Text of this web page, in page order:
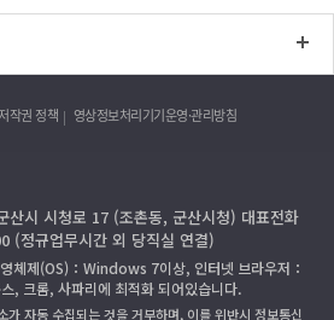
작권 정책 영상정보처리기기운영·관리방침
산시 시청로 17 (조촌동, 군산시청) 대표전화
(정규업무시간 외 당직실 연결)
체제(OS)：Windows 7이상, 인터넷 브라우저：
, 크롬, 사파리에 최적화 되어있습니다.
가 자동 수집되는 것을 거부하며, 이를 위반시 정보통신